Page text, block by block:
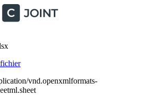
vnd.openxmlformats-